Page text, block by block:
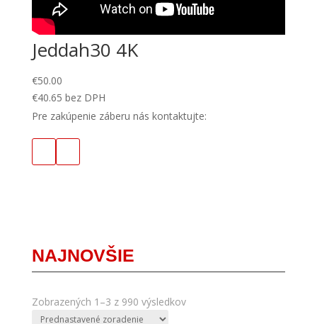
Jeddah30 4K
€50.00
€40.65 bez DPH
Pre zakúpenie záberu nás kontaktujte:
NAJNOVŠIE
Zobrazených 1–3 z 990 výsledkov